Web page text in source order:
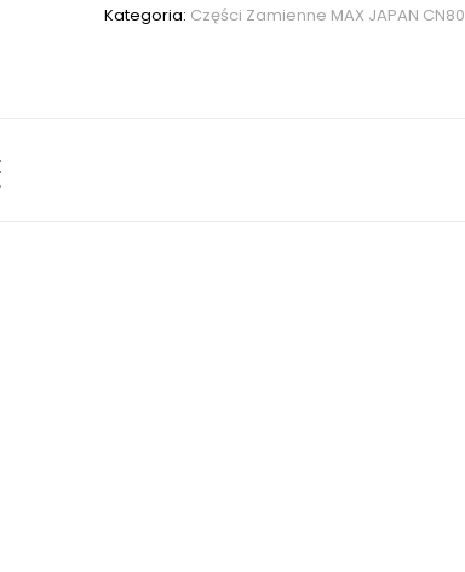
Kategoria: Części Zamienne MAX JAPAN CN80